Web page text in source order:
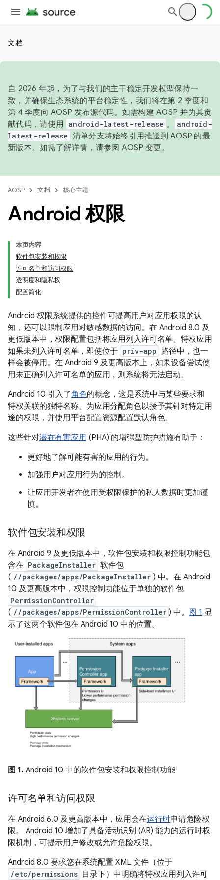
文档
自 2026 年起，为了与我们的主干稳定开发模型保持一
致，并确保生态系统的平台稳定性，我们将在第 2 季度和
第 4 季度向 AOSP 发布源代码。如需构建 AOSP 并为其贡
献代码，请使用 android-latest-release 。
android-
latest-release 清单分支将始终引用推送到 AOSP 的最
新版本。如需了解详情，请参阅 AOSP 变更。
AOSP 文档 核心主题
Android 权限
本页内容
软件包安装和权限
许可名单和访问权限
透明度和隐私权
配置简化
Android 权限系统提供的控件可提高用户对应用权限的认
知，还可以限制应用对敏感数据的访问。在 Android 8.0 及
更低版本中，权限配置包括将应用列入许可名单。特权应用
如果未列入许可名单，即使位于 priv-app 路径中，也一
样会被停用。在 Android 9 及更高版本上，如果设备尝试使
用未正确列入许可名单的应用，则系统将无法启动。
Android 10 引入了角色的概念，这是系统中与某些要求和
特权关联的独特名称。为应用分配角色以授予其针对特定用
途的权限，并使用平台配置资源配置默认角色。
这些针对潜在有害应用 (PHA) 的增强型防护措施有助于：
更好地了解可能有害的应用的行为。
加强用户对应用行为的控制。
让应用开发者在使用受权限保护的私人数据时更加谨
慎。
软件包安装和权限
在 Android 9 及更低版本中，软件包安装和权限控制功能包
含在 PackageInstaller 软件包
( //packages/apps/PackageInstaller ) 中。在 Android
10 及更高版本中，权限控制功能位于单独的软件包
PermissionController
( //packages/apps/PermissionController ) 中。 图 1 显
示了这两个软件包在 Android 10 中的位置。
图 1. Android 10 中的软件包安装和权限控制功能
许可名单和访问权限
在 Android 6.0 及更高版本中，应用会在运行时申请危险权
限。 Android 10 增加了具备活动识别 (AR) 能力的运行时权
限机制，可提示用户修改或允许危险权限。
Android 8.0 要求您在系统配置 XML 文件（位于
/etc/permissions 目录下）中明确将特权应用列入许可